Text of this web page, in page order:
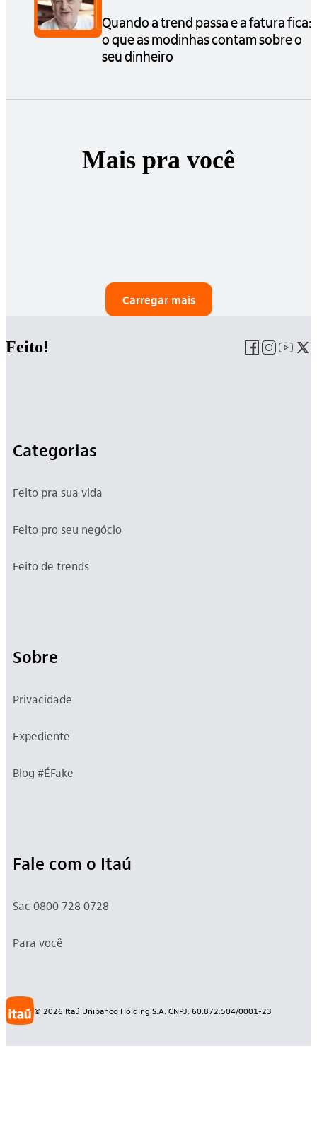
Quando a trend passa e a fatura fica:
o que as modinhas contam sobre o
seu dinheiro
Mais pra você
Carregar mais
Feito!
Categorias
Feito pra sua vida
Feito pro seu negócio
Feito de trends
Sobre
Privacidade
Expediente
Blog #ÉFake
Fale com o Itaú
Sac 0800 728 0728
Para você
© 2026 Itaú Unibanco Holding S.A. CNPJ: 60.872.504/0001-23